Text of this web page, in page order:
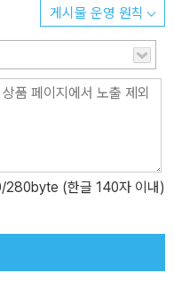
지 공간〉과 2021 올해의 문
‘나’와 ‘세계’를 사랑하고 이
7편의 소설을 담았다. 이번
서사, 그리고 타자에 대한
우주 저편의 이야기를 김
으로 살아가지만, 사랑하고
, 현실에 안주하는 대신 어
기 위해 동생에게서 도망치
인에게 통보하며(〈로라〉),
일으킨다(〈마리의 춤〉). 소
게시물 운영 원칙
/280byte (한글 140자 이내)